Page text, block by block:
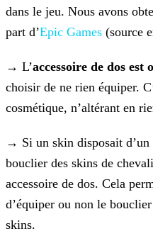
dans le jeu. Nous avons
part d’Epic Games (source
→ L’accessoire de dos est
choisir de ne rien équiper.
cosmétique, n’altérant en
→ Si un skin disposait
bouclier des skins de
accessoire de dos. Cela
d’équiper ou non le bouclier
skins.